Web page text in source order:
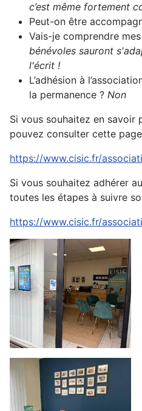
c’est même fortement
Peut-on être
Vais-je comprendre
bénévoles sauront
l'écrit !
L’adhésion à
la permanence ? Non
Si vous souhaitez en savoir
pouvez consulter cette
https://www.cisic.fr/
Si vous souhaitez adhérer
toutes les étapes à suivre
https://www.cisic.fr/